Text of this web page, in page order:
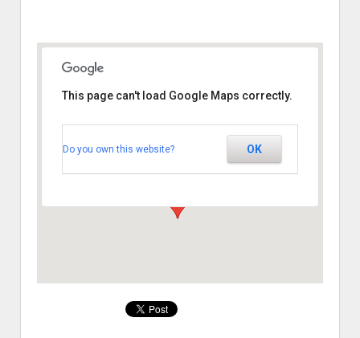
Carretera a Palazuelos de Eresma
Km. 2 - Segovia
This page can't load Google Maps correctly.
Do you own this website? OK